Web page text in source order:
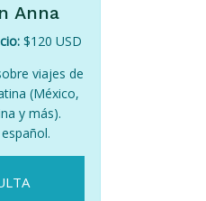
Anna
$120 USD
viajes de
(México,
y más).